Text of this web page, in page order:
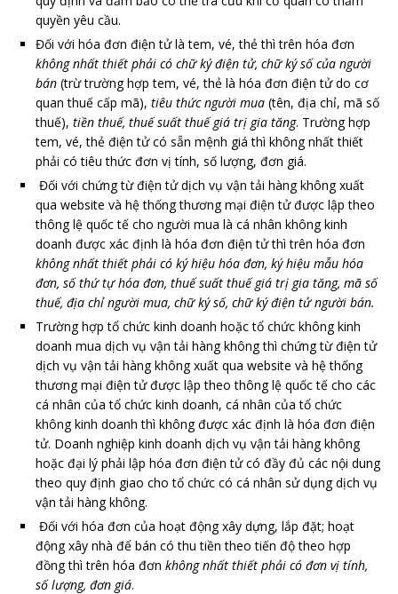
quyền yêu cầu.
Đối với hóa đơn điện tử là tem, vé, thẻ thì trên hóa đơn
không nhất thiết phải có chữ ký điện tử, chữ ký số của người
bán (trừ trường hợp tem, vé, thẻ là hóa đơn điện tử do cơ
quan thuế cấp mã), tiêu thức người mua (tên, địa chỉ, mã số
thuế), tiền thuế, thuế suất thuế giá trị gia tăng. Trường hợp
tem, vé, thẻ điện tử có sẵn mệnh giá thì không nhất thiết
phải có tiêu thức đơn vị tính, số lượng, đơn giá.
Đối với chứng từ điện tử dịch vụ vận tải hàng không xuất
qua website và hệ thống thương mại điện tử được lập theo
thông lệ quốc tế cho người mua là cá nhân không kinh
doanh được xác định là hóa đơn điện tử thì trên hóa đơn
không nhất thiết phải có ký hiệu hóa đơn, ký hiệu mẫu hóa
đơn, số thứ tự hóa đơn, thuế suất thuế giá trị gia tăng, mã số
thuế, địa chỉ người mua, chữ ký số, chữ ký điện tử người bán.
Trường hợp tổ chức kinh doanh hoặc tổ chức không kinh
doanh mua dịch vụ vận tải hàng không thì chứng từ điện tử
dịch vụ vận tải hàng không xuất qua website và hệ thống
thương mại điện tử được lập theo thông lệ quốc tế cho các
cá nhân của tổ chức kinh doanh, cá nhân của tổ chức
không kinh doanh thì không được xác định là hóa đơn điện
tử. Doanh nghiệp kinh doanh dịch vụ vận tải hàng không
hoặc đại lý phải lập hóa đơn điện tử có đầy đủ các nội dung
theo quy định giao cho tổ chức có cá nhân sử dụng dịch vụ
vận tải hàng không.
Đối với hóa đơn của hoạt động xây dựng, lắp đặt; hoạt
động xây nhà để bán có thu tiền theo tiến độ theo hợp
đồng thì trên hóa đơn không nhất thiết phải có đơn vị tính,
số lượng, đơn giá.